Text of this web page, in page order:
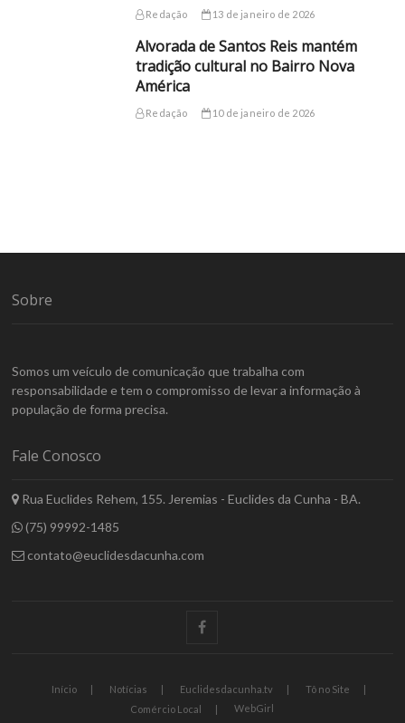
Redação 13 de janeiro de 2026
Alvorada de Santos Reis mantém
tradição cultural no Bairro Nova
América
Redação 10 de janeiro de 2026
Sobre
Somos um veículo de comunicação que trabalha com
responsabilidade e tem o compromisso de levar a informação à
população de forma precisa.
Fale Conosco
Rua Euclides Rehem, 155. Jeremias - Euclides da Cunha - BA.
(75) 99992-1485
contato@euclidesdacunha.com
facebook
Início Notícias Euclidesdacunha.tv
Tô no Site
Comércio Local
WebGirl